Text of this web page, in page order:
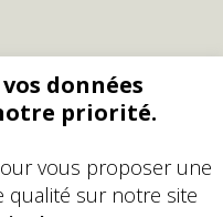
données
priorité.
vous proposer une
qualité sur notre site